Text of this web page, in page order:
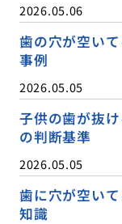
2026.05.06
歯の穴が空い
事例
2026.05.05
子供の歯が抜
の判断基準
2026.05.05
歯に穴が空い
知識